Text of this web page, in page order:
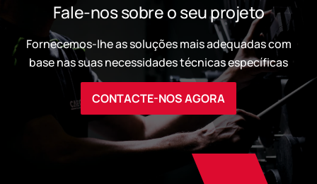
Fale-nos sobre o seu projeto
Fornecemos-lhe as soluções mais adequadas com
base nas suas necessidades técnicas específicas
CONTACTE-NOS AGORA